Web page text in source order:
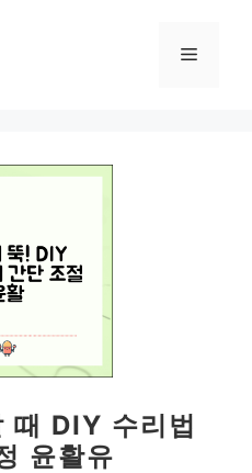
메
때 DIY 수리법
윤활유